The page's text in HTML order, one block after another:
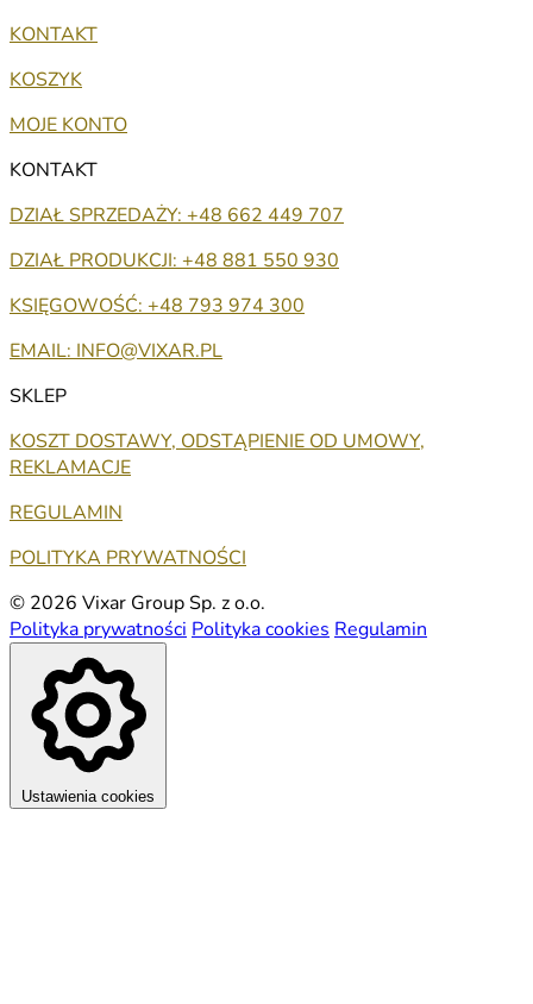
KONTAKT
KOSZYK
MOJE KONTO
KONTAKT
DZIAŁ SPRZEDAŻY: +48 662 449 707
DZIAŁ PRODUKCJI: +48 881 550 930
KSIĘGOWOŚĆ: +48 793 974 300
EMAIL: INFO@VIXAR.PL
SKLEP
KOSZT DOSTAWY, ODSTĄPIENIE OD UMOWY,
REKLAMACJE
REGULAMIN
POLITYKA PRYWATNOŚCI
© 2026 Vixar Group Sp. z o.o.
Polityka prywatności Polityka cookies Regulamin
Ustawienia cookies